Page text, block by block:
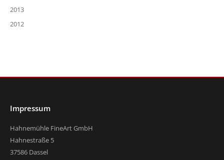
2013
2012
Impressum
Hahnemühle FineArt GmbH
Hahnestraße 5
37586 Dassel